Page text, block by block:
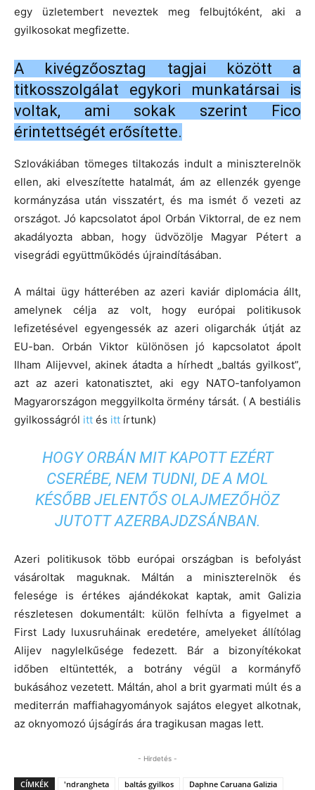
egy üzletembert neveztek meg felbujtóként, aki a
gyilkosokat megfizette.
A kivégzőosztag tagjai között a
titkosszolgálat egykori munkatársai is
voltak, ami sokak szerint Fico
érintettségét erősítette.
Szlovákiában tömeges tiltakozás indult a miniszterelnök
ellen, aki elveszítette hatalmát, ám az ellenzék gyenge
kormányzása után visszatért, és ma ismét ő vezeti az
országot. Jó kapcsolatot ápol Orbán Viktorral, de ez nem
akadályozta abban, hogy üdvözölje Magyar Pétert a
visegrádi együttműködés újraindításában.
A máltai ügy hátterében az azeri kaviár diplomácia állt,
amelynek célja az volt, hogy európai politikusok
lefizetésével egyengessék az azeri oligarchák útját az
EU-ban. Orbán Viktor különösen jó kapcsolatot ápolt
Ilham Alijevvel, akinek átadta a hírhedt „baltás gyilkost”,
azt az azeri katonatisztet, aki egy NATO-tanfolyamon
Magyarországon meggyilkolta örmény társát. ( A bestiális
gyilkosságról itt és itt írtunk)
HOGY ORBÁN MIT KAPOTT EZÉRT
CSERÉBE, NEM TUDNI, DE A MOL
KÉSŐBB JELENTŐS OLAJMEZŐHÖZ
JUTOTT AZERBAJDZSÁNBAN.
Azeri politikusok több európai országban is befolyást
vásároltak maguknak. Máltán a miniszterelnök és
felesége is értékes ajándékokat kaptak, amit Galizia
részletesen dokumentált: külön felhívta a figyelmet a
First Lady luxusruháinak eredetére, amelyeket állítólag
Alijev nagylelkűsége fedezett. Bár a bizonyítékokat
időben eltüntették, a botrány végül a kormányfő
bukásához vezetett. Máltán, ahol a brit gyarmati múlt és a
mediterrán maffiahagyományok sajátos elegyet alkotnak,
az oknyomozó újságírás ára tragikusan magas lett.
- Hirdetés -
CÍMKÉK 'ndrangheta baltás gyilkos
Daphne Caruana Galizia